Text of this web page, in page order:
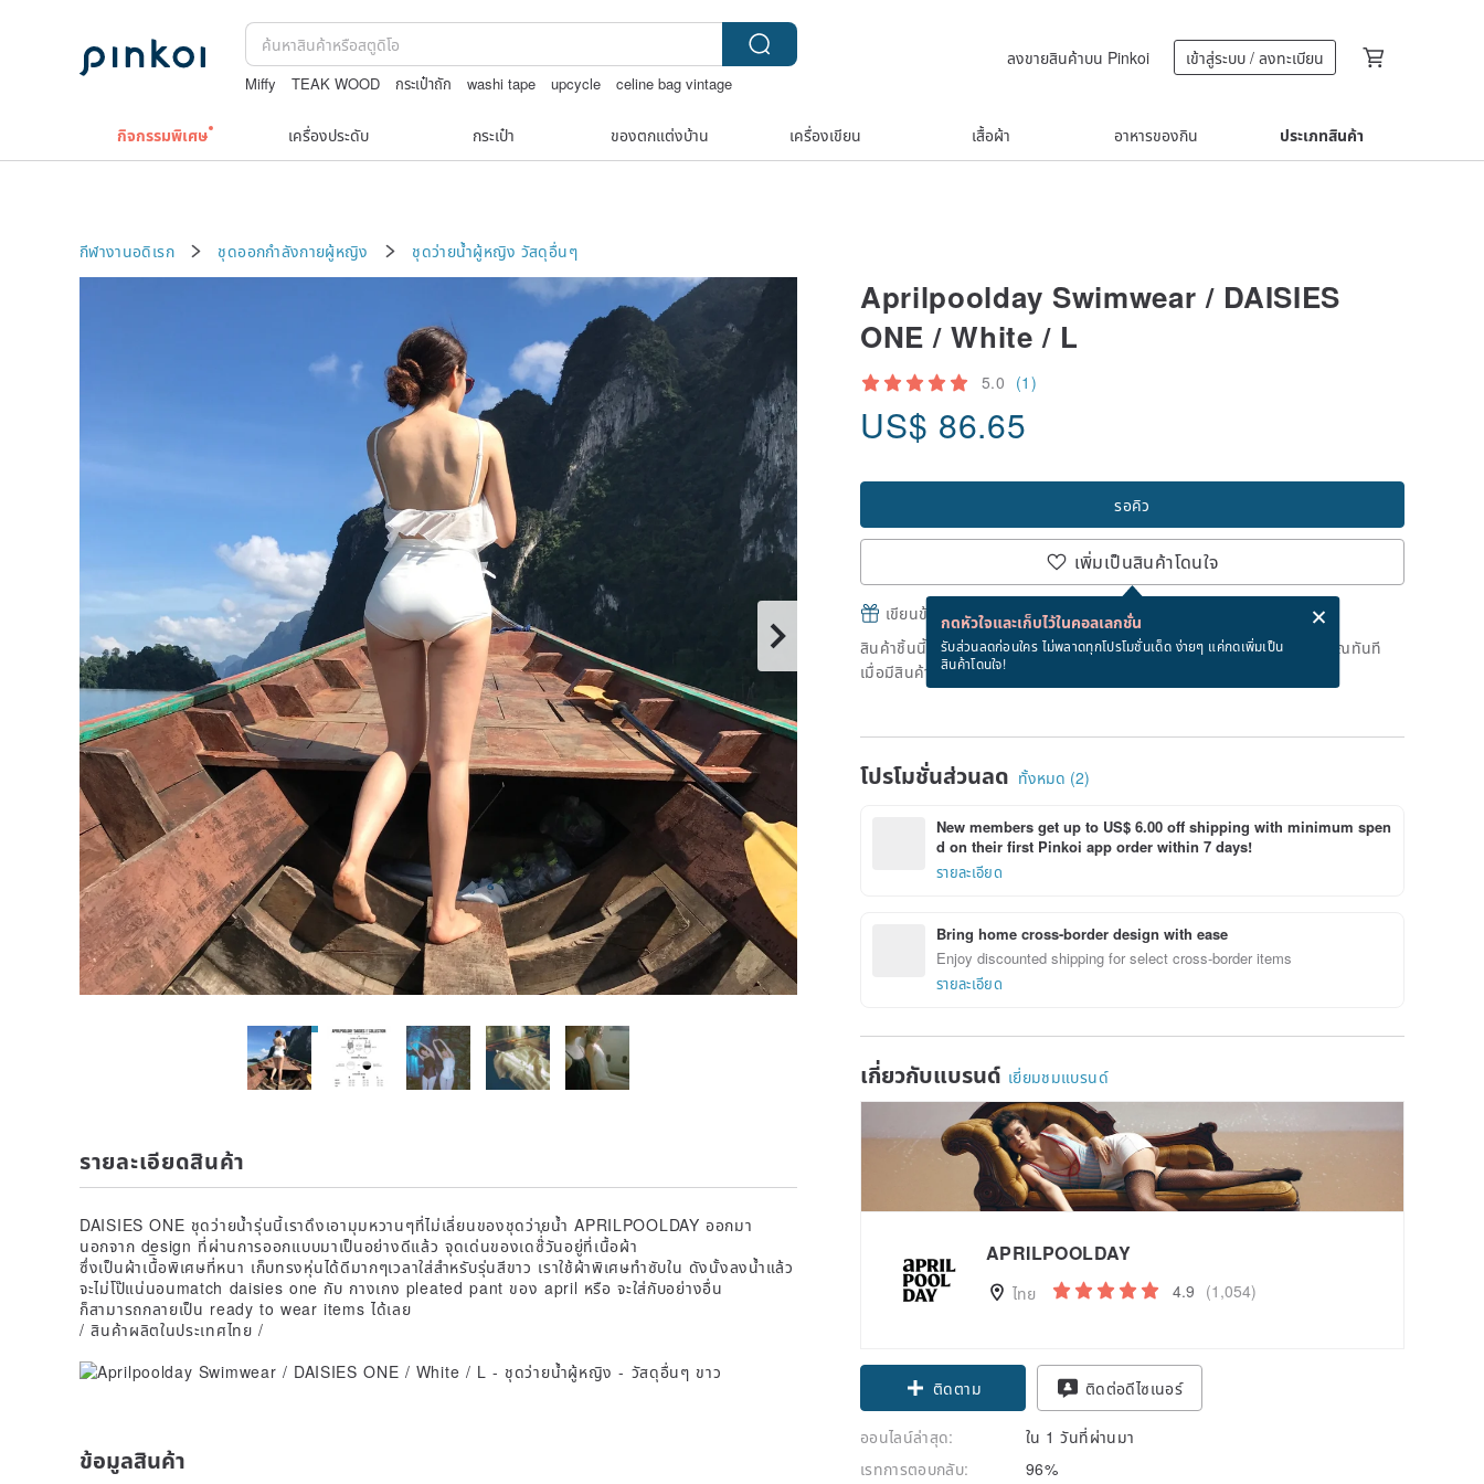
Miffy TEAK WOOD กระเป๋าถัก washi tape upcycle
celine bag vintage
ลงขายสินค้าบน Pinkoi เข้าสู่ระบบ / ลงทะเบียน
กิจกรรมพิเศษ เครื่องประดับ กระเป๋า ของตกแต่งบ้าน เครื่องเขียน เสื้อผ้า อาหารของกิน ประเภทสินค้า
กีฬางานอดิเรก ชุดออกกำลังกายผู้หญิง ชุดว่ายน้ำผู้หญิง วัสดุอื่นๆ
Aprilpoolday Swimwear / DAISIES
ONE / White / L
5.0 (1)
US$ 86.65
รอคิว
เพิ่มเป็นสินค้าโดนใจ
กดหัวใจและเก็บไว้ในคอลเลกชั่น
รับส่วนลดก่อนใคร ไม่พลาดทุกโปรโมชั่นเด็ด ง่ายๆ แค่กดเพิ่มเป็น
สินค้าโดนใจ!
เขียนข้อความและส่ง eCard ฟรีเมื่อซื้อสินค้า!
สินค้าชิ้นนี้ขายหมดแล้ว แต่คุณสามารถกดปุ่ม "รอคิว" และเราจะแจ้งเตือนคุณทันที
เมื่อมีสินค้าพร้อมขาย
โปรโมชั่นส่วนลด ทั้งหมด (2)
New members get up to US$ 6.00 off shipping with minimum spen
d on their first Pinkoi app order within 7 days!
รายละเอียด
Bring home cross-border design with ease
Enjoy discounted shipping for select cross-border items
รายละเอียด
เกี่ยวกับแบรนด์ เยี่ยมชมแบรนด์
APRILPOOLDAY
ไทย 4.9 (1,054)
Claim coupon
ติดตาม
ติดต่อดีไซเนอร์
ออนไลน์ล่าสุด:
ใน 1 วันที่ผ่านมา
เรทการตอบกลับ:
96%
รายละเอียดสินค้า
DAISIES ONE ชุดว่ายน้ำรุ่นนี้เราดึงเอามุมหวานๆที่ไม่เลี่ยนของชุดว่ายน้ำ APRILPOOLDAY ออกมา
นอกจาก design ที่ผ่านการออกแบบมาเป็นอย่างดีแล้ว จุดเด่นของเดซ๊่่วันอยู่ที่เนื้อผ้า
ซึ่งเป็นผ้าเนื้ิอพิเศษที่หนา เก็บทรงหุ่นได้ดีมากๆเวลาใส่สำหรับรุ่นสีขาว เราใช้ผ้าพิเศษทำซับใน ดังนั้งลงน้ำแล้ว
จะไม่โป๊แน่นอนmatch daisies one กับ กางเกง pleated pant ของ april หรือ จะใส่กับอย่างอื่น
ก็สามารถกลายเป็น ready to wear items ได้เลย
/ สินค้าผลิตในประเทศไทย /
ข้อมูลสินค้า